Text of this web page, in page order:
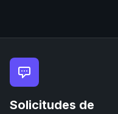
Solicitudes de